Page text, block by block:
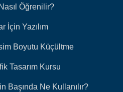
Öğrenilir?
İçin Yazılım
Boyutu Küçültme
Tasarım Kursu
Başında Ne Kullanılır?